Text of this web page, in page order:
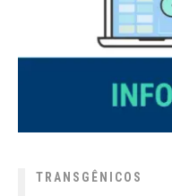
TRANSGÊNICOS